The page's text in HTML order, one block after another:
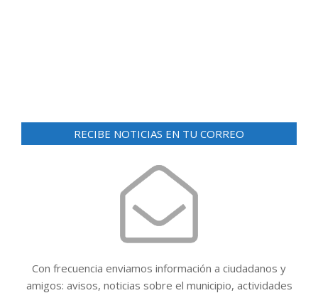
t
o
RECIBE NOTICIAS EN TU CORREO
Con frecuencia enviamos información a ciudadanos y
amigos: avisos, noticias sobre el municipio, actividades